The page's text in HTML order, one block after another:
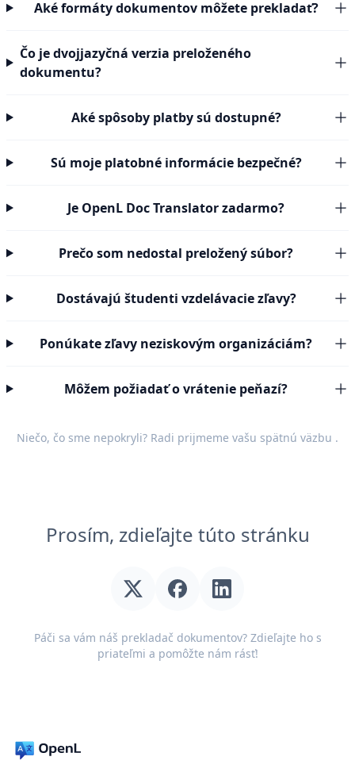
Aké formáty dokumentov môžete prekladať?
Čo je dvojjazyčná verzia preloženého
dokumentu?
Aké spôsoby platby sú dostupné?
Sú moje platobné informácie bezpečné?
Je OpenL Doc Translator zadarmo?
Prečo som nedostal preložený súbor?
Dostávajú študenti vzdelávacie zľavy?
Ponúkate zľavy neziskovým organizáciám?
Môžem požiadať o vrátenie peňazí?
Niečo, čo sme nepokryli? Radi prijmeme vašu spätnú väzbu .
Prosím, zdieľajte túto stránku
Páči sa vám náš prekladač dokumentov? Zdieľajte ho s
priateľmi a pomôžte nám rásť!